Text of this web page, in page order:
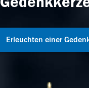
Erleuchten einer